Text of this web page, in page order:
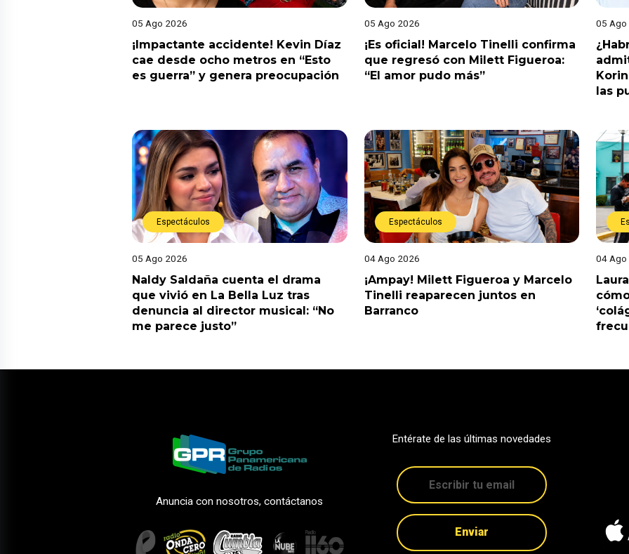
05 Ago 2026
¡Impactante accidente! Kevin Díaz
cae desde ocho metros en “Esto
es guerra” y genera preocupación
05 Ago 2026
¡Es oficial! Marcelo Tinelli confirma
que regresó con Milett Figueroa:
“El amor pudo más”
05 Ago
las
Espectáculos
05 Ago 2026
Naldy Saldaña cuenta el drama
que vivió en La Bella Luz tras
denuncia al director musical: “No
me parece justo”
Espectáculos
04 Ago 2026
¡Ampay! Milett Figueroa y Marcelo
Tinelli reaparecen juntos en
Barranco
04 Ago
Anuncia con nosotros, contáctanos
Entérate de las últimas novedades
Enviar